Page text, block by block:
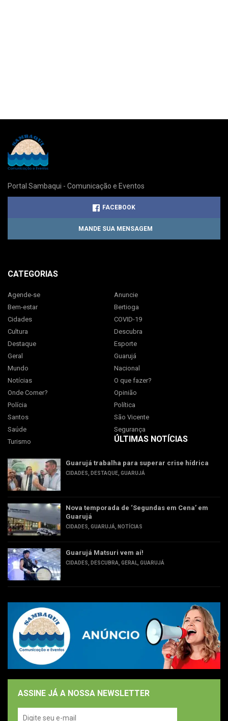
Portal Sambaqui - Comunicação e Eventos
FACEBOOK
MANDE SUA MENSAGEM
CATEGORIAS
Agende-se
Anuncie
Bem-estar
Bertioga
Cidades
COVID-19
Cultura
Descubra
Destaque
Esporte
Geral
Guarujá
Mundo
Nacional
Notícias
O que fazer?
Onde Comer?
Opinião
Polícia
Política
Santos
São Vicente
Saúde
Segurança
Turismo
ÚLTIMAS NOTÍCIAS
Guarujá trabalha para superar crise hídrica
CIDADES DESTAQUE GUARUJÁ
Nova temporada de ‘Segundas em Cena’ em
Guarujá
CIDADES GUARUJÁ NOTÍCIAS
Guarujá Matsuri vem aí!
CIDADES DESCUBRA GERAL GUARUJÁ
ASSINE JÁ A NOSSA NEWSLETTER